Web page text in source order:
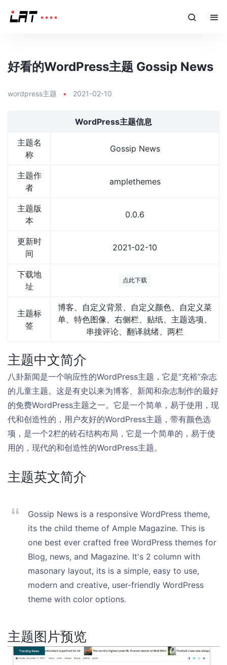
好看的WordPress主题 Gossip News
wordpress主题 • 2021-02-10
WordPress主题信息
主题名
称
Gossip News
主题作
者
amplethemes
主题版
本
0.0.6
更新时
间
2021-02-10
下载地
址
点此下载
主题标
签
博客、自定义背景、自定义颜色、自定义菜
单、特色图像、右侧栏、贴纸、主题选项、
串接评论、翻译就绪、两栏
主题中文简介
八卦新闻是一个响应性的WordPress主题，它是“充裕”杂志
的儿童主题。这是有史以来为博客、新闻和杂志制作的最好
的免费WordPress主题之一。它是一个简单，易于使用，现
代和创造性的，用户友好的WordPress主题，带有颜色选
项，是一个2栏的砖石结构布局，它是一个简单的，易于使
用的，现代的和创造性的WordPress主题。
主题英文简介
Gossip News is a responsive WordPress theme,
its the child theme of Ample Magazine. This is
one best ever crafted free WordPress themes for
Blog, news, and Magazine. It's 2 column with
masonary layout, its is a simple, easy to use,
modern and creative, user-friendly WordPress
theme with color options.
主题图片预览